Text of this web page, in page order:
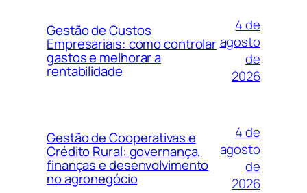
Gestão de Custos
Empresariais: como controlar
gastos e melhorar a
rentabilidade
4 de
agosto
de
2026
Gestão de Cooperativas e
Crédito Rural: governança,
finanças e desenvolvimento
no agronegócio
4 de
agosto
de
2026